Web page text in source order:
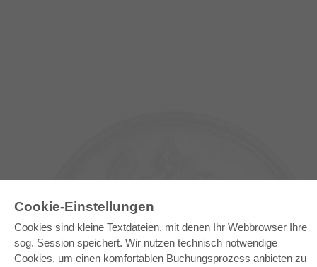
Cookie-Einstellungen
Cookies sind kleine Textdateien, mit denen Ihr Webbrowser Ihre
sog. Session speichert. Wir nutzen technisch notwendige
Cookies, um einen komfortablen Buchungsprozess anbieten zu